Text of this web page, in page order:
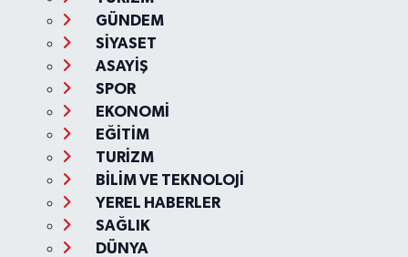
GÜNDEM
SİYASET
ASAYİŞ
SPOR
EKONOMİ
EĞİTİM
TURİZM
BİLİM VE TEKNOLOJİ
YEREL HABERLER
SAĞLIK
DÜNYA